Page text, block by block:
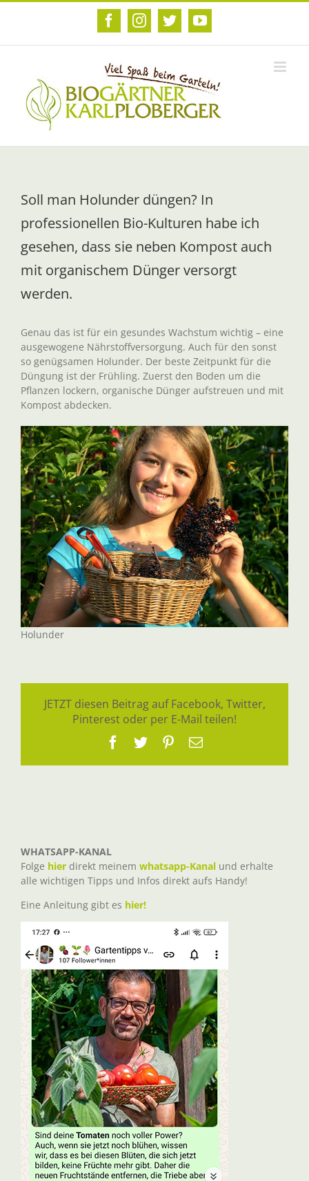
Zum
FacebookInstagram
TwitterYouTube
Soll man Holunder düngen? In
professionellen Bio-Kulturen habe ich
gesehen, dass sie neben Kompost auch
mit organischem Dünger versorgt
werden.
Genau das ist für ein gesundes Wachstum wichtig – eine
ausgewogene Nährstoffversorgung. Auch für den sonst
so genügsamen Holunder. Der beste Zeitpunkt für die
Düngung ist der Frühling. Zuerst den Boden um die
Pflanzen lockern, organische Dünger aufstreuen und mit
Kompost abdecken.
Holunder
JETZT diesen Beitrag auf Facebook, Twitter,
Pinterest oder per E-Mail teilen!
Facebook
TwitterPinterest
E-
WHATSAPP-KANAL
Folge hier direkt meinem whatsapp-Kanal und erhalte
alle wichtigen Tipps und Infos direkt aufs Handy!
Eine Anleitung gibt es hier!